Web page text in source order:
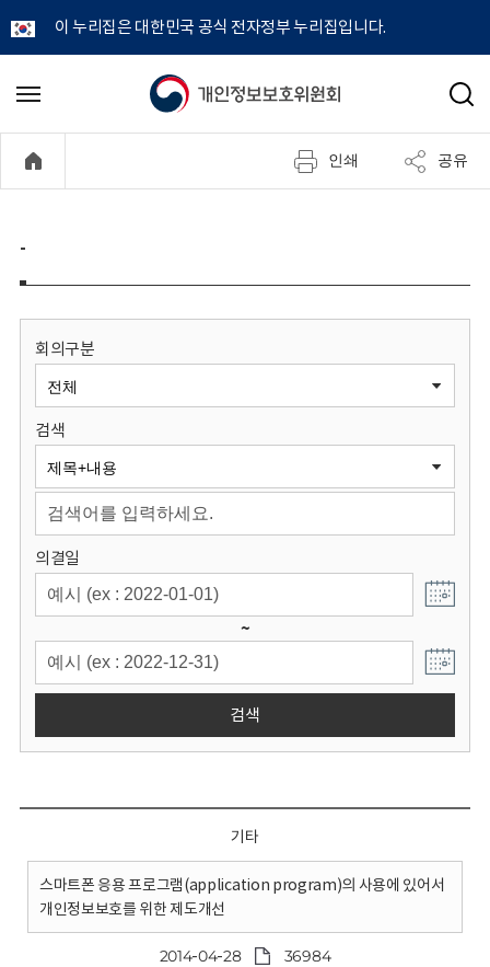
이 누리집은 대한민국 공식 전자정부 누리집입니다.
개
정
보
원
회
메
기
검
인쇄 공유
-
회의구분
검색
의결일
~
검색
기타
스마트폰 응용 프로그램(application program)의 사용에 있어서
개인정보보호를 위한 제도개선
2014-04-28 36984